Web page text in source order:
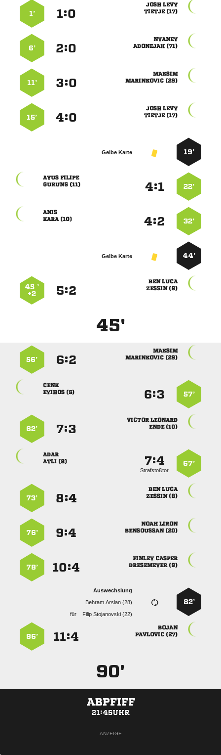
 
 
:
1’

 
:
6’

 
:
11’
 
 
:
15’
19’
Gelbe Karte
22’
:
 
 
32’
:

 
44’
Gelbe Karte
 
 
:
45 ’
+2
45'

 
:
56’
57’
:

 
 
 
:
62’
67’
:
Strafstoßtor

 
 
 
:
73’
 
 
:
76’
 
 
:
78’
82’
Auswechslung
  
für
  

 
:
86’
90'
ABPFIFF
21:45UHR
ANZEIGE